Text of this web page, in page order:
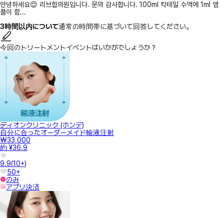
안녕하세요😊 리브힙의원입니다. 문의 감사합니다. 100ml 칵테일 수액에 1ml 앰
플이 함...
3時間以内について通常の時間帯に基づいて回答してください。
今回のトリートメントイベントはいかがでしょうか？
ディオンクリニック (ホンデ)
自分に合ったオーダーメイド輸液注射
₩33,000
約 ¥36.9
9.9(10+)
50+
のみ
アプリ決済